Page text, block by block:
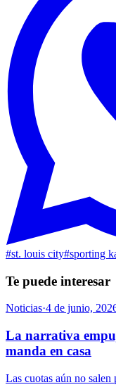
#st. louis city#sporting
Te puede interesar
Noticias·4 de junio,
La narrativa
manda en casa
Las cuotas aún no